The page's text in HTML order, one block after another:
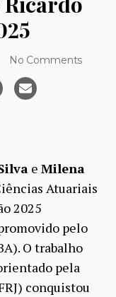
No Commentson
Lugar
e Milena
Atuariais
2025
pelo
O trabalho
pela
conquistou